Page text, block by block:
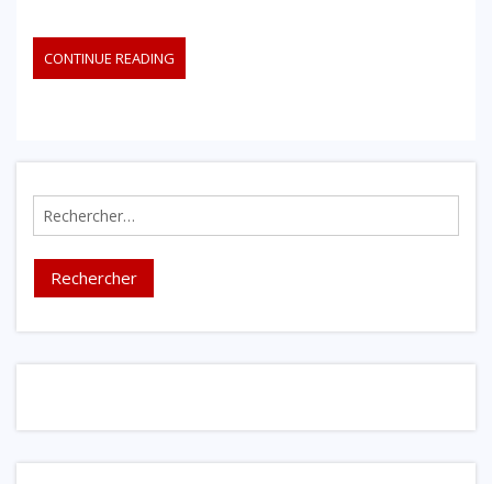
CONTINUE READING
Rechercher :